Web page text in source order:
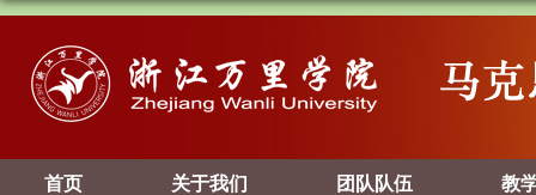
首页 关于我们 团队队伍 教